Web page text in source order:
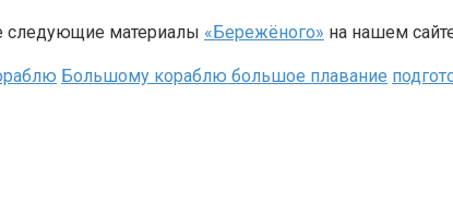
следующие материалы «Бережёного» на нашем
Большому кораблю большое плавание